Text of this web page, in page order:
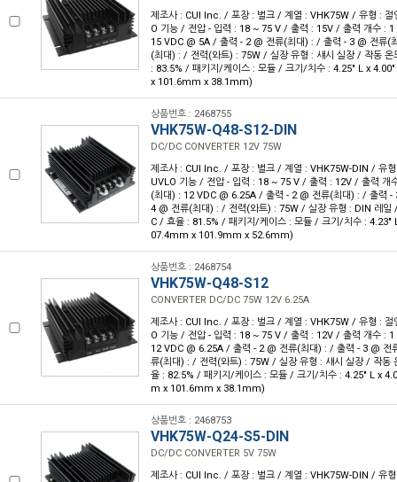
제조사 : CUI Inc. / 포장 : 벌크 / 계열 : VHK75W / 유형 : 절
O 기능 / 전압 - 입력 : 18 ~ 75 V / 출력 : 15V / 출력 개수 :
15 VDC @ 5A / 출력 - 2 @ 전류(최대) : / 출력 - 3 @ 전류(
(최대) : / 전력(와트) : 75W / 실장 유형 : 섀시 실장 / 작동 온
: 83.5% / 패키지/케이스 : 모듈 / 크기/치수 : 4.25" L x
x 101.6mm x 38.1mm)
상품번호 : 2468755
VHK75W-Q48-S12-DIN
DC/DC CONVERTER 12V 75W
제조사 : CUI Inc. / 포장 : 벌크 / 계열 : VHK75W-DIN / 유
UVLO 기능 / 전압 - 입력 : 18 ~ 75 V / 출력 : 12V / 출력 개
(최대) : 12 VDC @ 6.25A / 출력 - 2 @ 전류(최대) : / 출력 -
4 @ 전류(최대) : / 전력(와트) : 75W / 실장 유형 : DIN 레일
C / 효율 : 81.5% / 패키지/케이스 : 모듈 / 크기/치수 : 4.23"
07.4mm x 101.9mm x 52.6mm)
상품번호 : 2468754
VHK75W-Q48-S12
CONVERTER DC/DC 75W 12V 6.25A
제조사 : CUI Inc. / 포장 : 벌크 / 계열 : VHK75W / 유형 : 절
O 기능 / 전압 - 입력 : 18 ~ 75 V / 출력 : 12V / 출력 개수 :
12 VDC @ 6.25A / 출력 - 2 @ 전류(최대) : / 출력 - 3 @ 전
류(최대) : / 전력(와트) : 75W / 실장 유형 : 섀시 실장 / 작동
율 : 82.5% / 패키지/케이스 : 모듈 / 크기/치수 : 4.25" L x
m x 101.6mm x 38.1mm)
상품번호 : 2468753
VHK75W-Q24-S5-DIN
DC/DC CONVERTER 5V 75W
제조사 : CUI Inc. / 포장 : 벌크 / 계열 : VHK75W-DIN / 유